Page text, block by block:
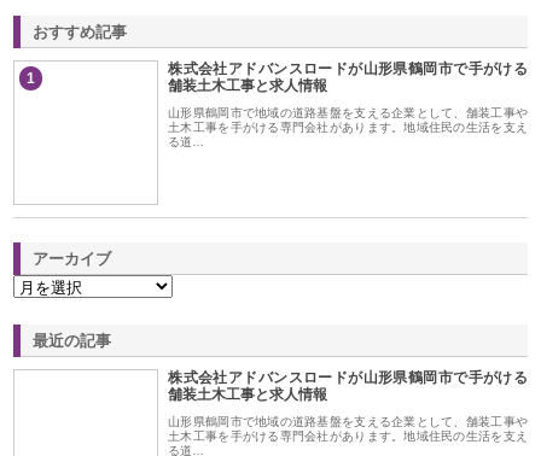
おすすめ記事
1
株式会社アドバンスロードが山形県鶴岡市で手がける
舗装土木工事と求人情報
山形県鶴岡市で地域の道路基盤を支える企業として、舗装工事や
土木工事を手がける専門会社があります。地域住民の生活を支え
る道…
アーカイブ
最近の記事
株式会社アドバンスロードが山形県鶴岡市で手がける
舗装土木工事と求人情報
山形県鶴岡市で地域の道路基盤を支える企業として、舗装工事や
土木工事を手がける専門会社があります。地域住民の生活を支え
る道…